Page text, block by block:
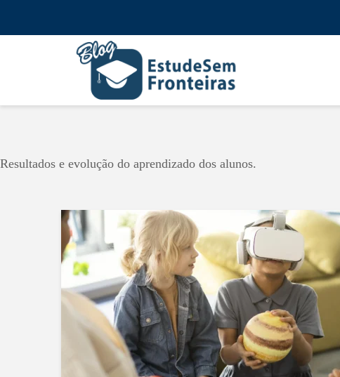
Resultados e evolução do aprendizado dos alunos.